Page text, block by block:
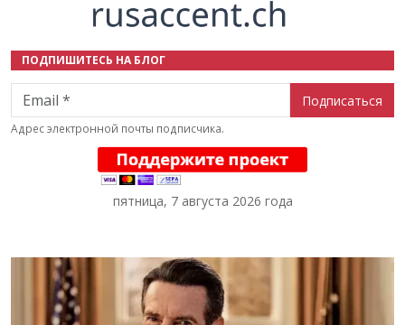
ПОДПИШИТЕСЬ НА БЛОГ
Email
Адрес электронной почты подписчика.
пятница, 7 августа 2026 года